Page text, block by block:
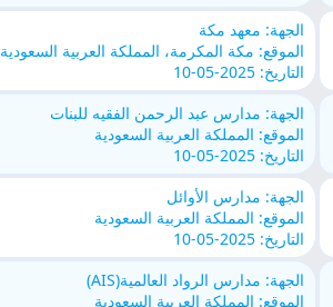
الجهة: معهد مكة
الموقع: مكة المكرمة، المملكة العربية السعودية
التاريخ: 2025-05-10
الجهة: مدارس عبد الرحمن الفقيه للبنات
الموقع: المملكة العربية السعودية
التاريخ: 2025-05-10
الجهة: مدارس الأوائل
الموقع: المملكة العربية السعودية
التاريخ: 2025-05-10
الجهة: مدارس الرواد العالمية(AIS)
الموقع: المملكة العربية السعودية